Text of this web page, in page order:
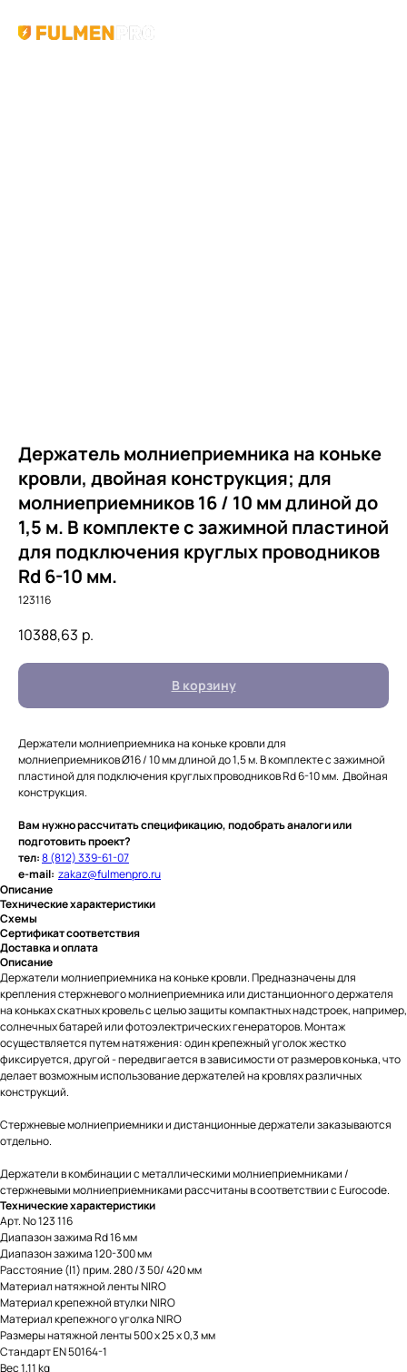
Держатель молниеприемника на коньке
кровли, двойная конструкция; для
молниеприемников 16 / 10 мм длиной до
1,5 м. В комплекте с зажимной пластиной
для подключения круглых проводников
Rd 6-10 мм.
123116
10388,63 р.
В корзину
Держатели молниеприемника на коньке кровли для
молниеприемников Ø16 / 10 мм длиной до 1,5 м. В комплекте с зажимной
пластиной для подключения круглых проводников Rd 6-10 мм. Двойная
конструкция.
Вам нужно рассчитать спецификацию, подобрать аналоги или
подготовить проект?
тел:8 (812) 339-61-07
e-mail: zakaz@fulmenpro.ru
Описание
Технические характеристики
Схемы
Сертификат соответствия
Доставка и оплата
Описание
Держатели молниеприемника на коньке кровли. Предназначены для
крепления стержневого молниеприемника или дистанционного держателя
на коньках скатных кровель с целью защиты компактных надстроек, например,
солнечных батарей или фотоэлектрических генераторов. Монтаж
осуществляется путем натяжения: один крепежный уголок жестко
фиксируется, другой - передвигается в зависимости от размеров конька, что
делает возможным использование держателей на кровлях различных
конструкций.
Стержневые молниеприемники и дистанционные держатели заказываются
отдельно.
Держатели в комбинации с металлическими молниеприемниками /
стержневыми молниеприемниками рассчитаны в соответствии с Eurocode.
Технические характеристики
Арт. No 123 116
Диапазон зажима Rd 16 мм
Диапазон зажима 120-300 мм
Расстояние (l1) прим. 280 /3 50/ 420 мм
Материал натяжной ленты NIRO
Материал крепежной втулки NIRO
Материал крепежного уголка NIRO
Размеры натяжной ленты 500 x 25 x 0,3 мм
Стандарт EN 50164-1
Вес 1,11 kg